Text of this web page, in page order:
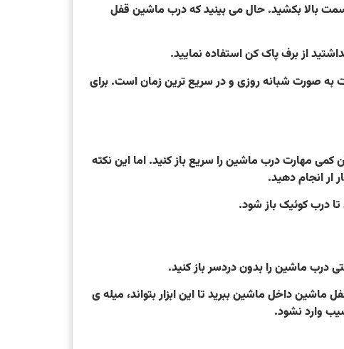
سمت بالا بکشید. حال می بینید که درب ماشین قفل
به صورت شبانه روزی و در سریع ترین زمان است. برای
مهارت درب ماشین را سریع باز کنید. اما این نکته
ار انجام دهید.
تا درب کوئیک باز شود.
درب ماشین را بدون دردسر باز کنید.
داخل ماشین ببرید تا این ابزار بتواند، میله ی
وارد نشود.